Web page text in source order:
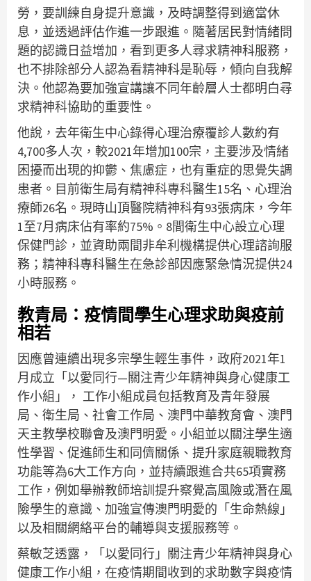
勞，要訓練自身提升意識，及時調整得到適當休
息，並透過評估作進一步跟進。隨著居民對情緒問
題的認識日益增加，看到更多人尋求精神科服務，
也不排除部分人認為看精神科是恥辱，傾向自我解
決。他認為要加強宣講讓不同年齡層人士都明白尋
求精神科協助的重要性。
他說，去年衛生中心錄得心理治療覆診人數約有
4,700多人次，較2021年增加100宗，主要涉及情緒
困擾而出現的抑鬱、焦慮症，也有重症的思覺失調
患者。目前衛生局有精神科專科醫生15名、心理治
療師26名。現時山頂醫院精神科有93張病床，今年
1至7月病床佔有率約75%。8間衛生中心設立心理
保健門診，並資助兩間非牟利機構提供心理諮詢服
務；精神科專科醫生在急診部因應緊急情況提供24
小時服務。
教青局：疫情間學生心理求助與疫前
相若
因應曾連續出現多宗學生輕生事件，政府2021年1
月成立「以愛同行—關注青少年精神與身心健康工
作小組」， 工作小組成員包括教育及青年發展
局、衛生局、社會工作局、澳門中華教育會、澳門
天主教學校聯會及澳門明愛。小組並以關注學生適
性學習、促進師生和同儕關係、提升家庭親職教育
功能等為6大工作方向，並持續跟進合共65項實務
工作，例如舉辦教師培訓提升察覺高風險或潛在風
險學生的意識、加強宣傳澳門明愛的「生命熱線」
以及相關網絡平台的輔導與支援服務等。
蔡敏芝透露，「以愛同行」關注青少年精神與身心
健康工作小組，在疫情期間收到的求助數字與疫情